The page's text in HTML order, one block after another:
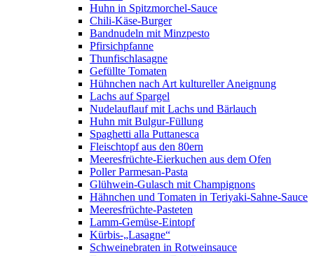
Huhn in Spitzmorchel-Sauce
Chili-Käse-Burger
Bandnudeln mit Minzpesto
Pfirsichpfanne
Thunfischlasagne
Gefüllte Tomaten
Hühnchen nach Art kultureller Aneignung
Lachs auf Spargel
Nudelauflauf mit Lachs und Bärlauch
Huhn mit Bulgur-Füllung
Spaghetti alla Puttanesca
Fleischtopf aus den 80ern
Meeresfrüchte-Eierkuchen aus dem Ofen
Poller Parmesan-Pasta
Glühwein-Gulasch mit Champignons
Hähnchen und Tomaten in Teriyaki-Sahne-Sauce
Meeresfrüchte-Pasteten
Lamm-Gemüse-Eintopf
Kürbis-„Lasagne“
Schweinebraten in Rotweinsauce